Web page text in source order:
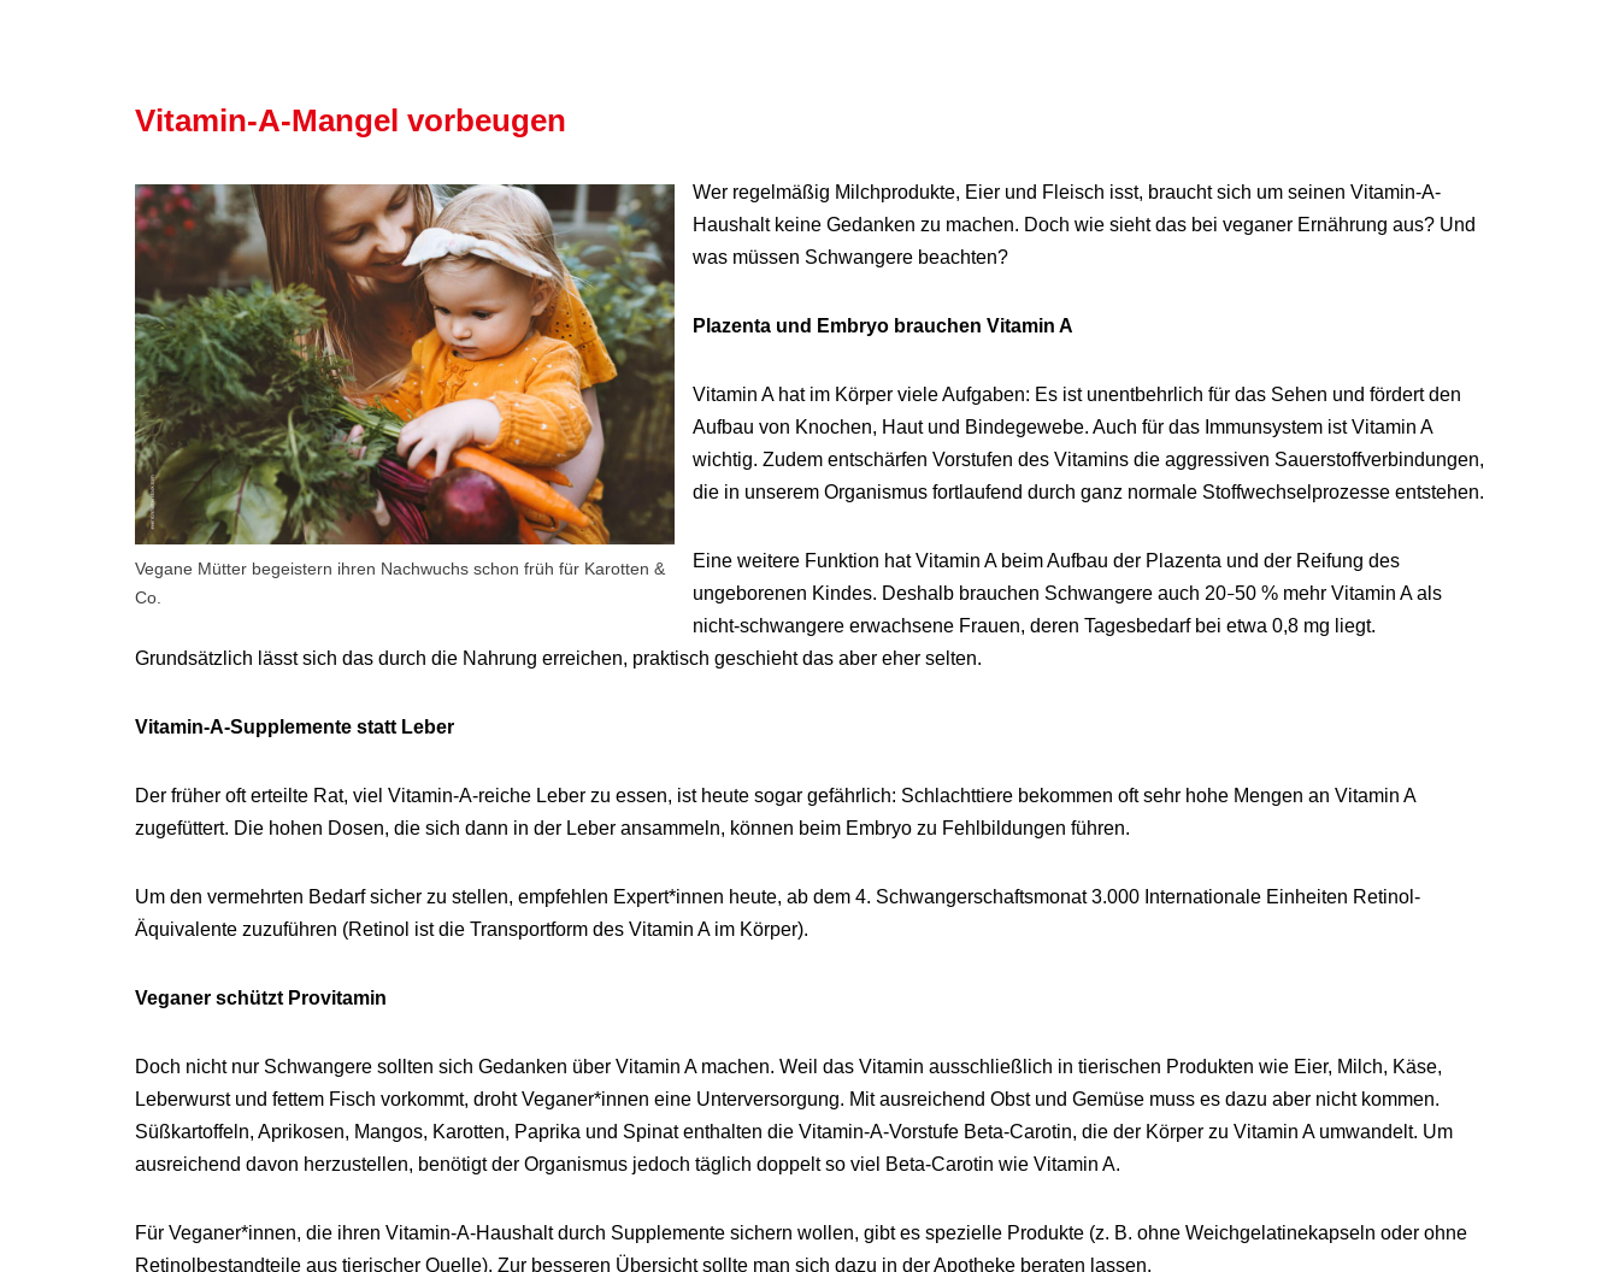
Vitamin-A-Mangel vorbeugen
Vegane Mütter begeistern ihren Nachwuchs schon früh für Karotten &
Co.
Wer regelmäßig Milchprodukte, Eier und Fleisch isst, braucht sich um seinen Vitamin-A-
Haushalt keine Gedanken zu machen. Doch wie sieht das bei veganer Ernährung aus? Und
was müssen Schwangere beachten?
Plazenta und Embryo brauchen Vitamin A
Vitamin A hat im Körper viele Aufgaben: Es ist unentbehrlich für das Sehen und fördert den
Aufbau von Knochen, Haut und Bindegewebe. Auch für das Immunsystem ist Vitamin A
wichtig. Zudem entschärfen Vorstufen des Vitamins die aggressiven Sauerstoffverbindungen,
die in unserem Organismus fortlaufend durch ganz normale Stoffwechselprozesse entstehen.
Eine weitere Funktion hat Vitamin A beim Aufbau der Plazenta und der Reifung des
ungeborenen Kindes. Deshalb brauchen Schwangere auch 20–50 % mehr Vitamin A als
nicht-schwangere erwachsene Frauen, deren Tagesbedarf bei etwa 0,8 mg liegt.
Grundsätzlich lässt sich das durch die Nahrung erreichen, praktisch geschieht das aber eher selten.
Vitamin-A-Supplemente statt Leber
Der früher oft erteilte Rat, viel Vitamin-A-reiche Leber zu essen, ist heute sogar gefährlich: Schlachttiere bekommen oft sehr hohe Mengen an Vitamin A
zugefüttert. Die hohen Dosen, die sich dann in der Leber ansammeln, können beim Embryo zu Fehlbildungen führen.
Um den vermehrten Bedarf sicher zu stellen, empfehlen Expert*innen heute, ab dem 4. Schwangerschaftsmonat 3.000 Internationale Einheiten Retinol-
Äquivalente zuzuführen (Retinol ist die Transportform des Vitamin A im Körper).
Veganer schützt Provitamin
Doch nicht nur Schwangere sollten sich Gedanken über Vitamin A machen. Weil das Vitamin ausschließlich in tierischen Produkten wie Eier, Milch, Käse,
Leberwurst und fettem Fisch vorkommt, droht Veganer*innen eine Unterversorgung. Mit ausreichend Obst und Gemüse muss es dazu aber nicht kommen.
Süßkartoffeln, Aprikosen, Mangos, Karotten, Paprika und Spinat enthalten die Vitamin-A-Vorstufe Beta-Carotin, die der Körper zu Vitamin A umwandelt. Um
ausreichend davon herzustellen, benötigt der Organismus jedoch täglich doppelt so viel Beta-Carotin wie Vitamin A.
Für Veganer*innen, die ihren Vitamin-A-Haushalt durch Supplemente sichern wollen, gibt es spezielle Produkte (z. B. ohne Weichgelatinekapseln oder ohne
Retinolbestandteile aus tierischer Quelle). Zur besseren Übersicht sollte man sich dazu in der Apotheke beraten lassen.